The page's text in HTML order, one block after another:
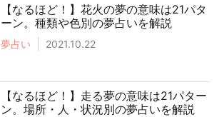
【なるほど！】花火の夢の意味は21パタ
ーン。種類や色別の夢占いを解説
夢占い 2021.10.22
【なるほど！】走る夢の意味は21パター
ン。場所・人・状況別の夢占いを解説